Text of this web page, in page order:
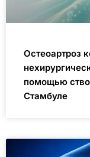
Остеоартроз
помощью
Стамбуле